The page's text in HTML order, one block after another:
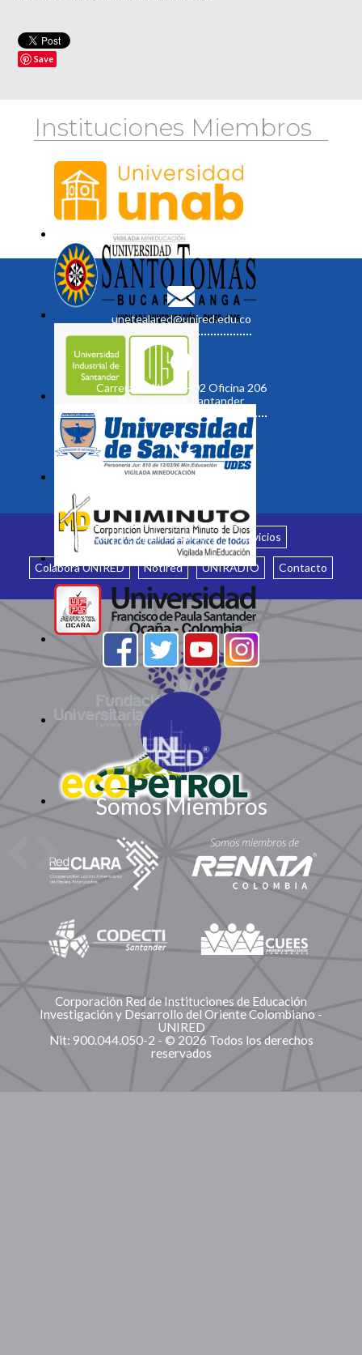
Save
Instituciones Miembros
unetealared@unired.edu.co
Carrera 19 No. 35 - 02 Oficina 206
Bucaramanga, Santander
Inicio ¿Quiénes somos? Servicios
Colabora UNIRED Notired UNIRADIO Contacto
Somos Miembros
Corporación Red de Instituciones de Educación
Investigación y Desarrollo del Oriente Colombiano -
UNIRED
Nit: 900.044.050-2 - © 2026 Todos los derechos
reservados